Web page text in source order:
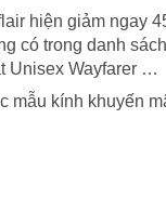
hiện giảm ngay
có trong danh
Unisex Wayfarer …
mẫu kính khuyến